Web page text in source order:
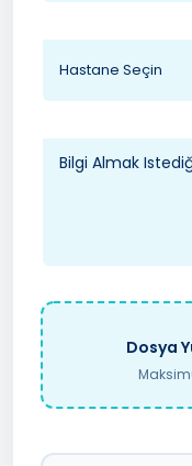
Hastane Seçin
Dosya